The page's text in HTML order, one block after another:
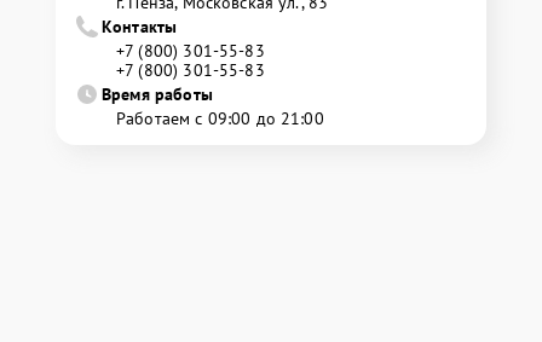
Контакты
+7 (800) 301-55-83
+7 (800) 301-55-83
Время работы
Работаем с 09:00 до 21:00